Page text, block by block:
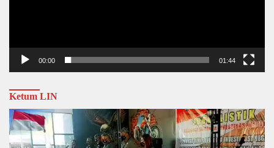
00:00 01:44
Ketum LIN
Video
Player